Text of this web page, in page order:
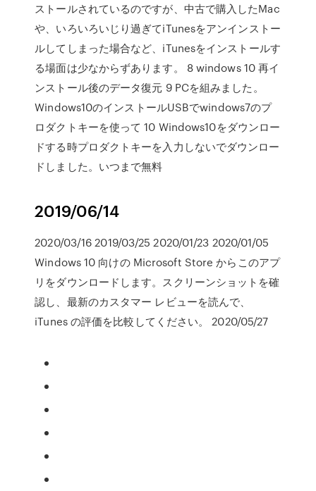
ストールされているのですが、中古で購入したMac
や、いろいろいじり過ぎてiTunesをアンインストー
ルしてしまった場合など、iTunesをインストールす
る場面は少なからずあります。 8 windows 10 再イ
ンストール後のデータ復元 9 PCを組みました。
Windows10のインストールUSBでwindows7のプ
ロダクトキーを使って 10 Windows10をダウンロー
ドする時プロダクトキーを入力しないでダウンロー
ドしました。いつまで無料
2019/06/14
2020/03/16 2019/03/25 2020/01/23 2020/01/05
Windows 10 向けの Microsoft Store からこのアプ
リをダウンロードします。スクリーンショットを確
認し、最新のカスタマー レビューを読んで、
iTunes の評価を比較してください。 2020/05/27